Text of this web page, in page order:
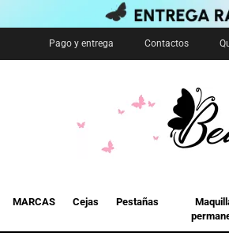
Pago y entrega Contactos
MARCAS Cejas Pestañas